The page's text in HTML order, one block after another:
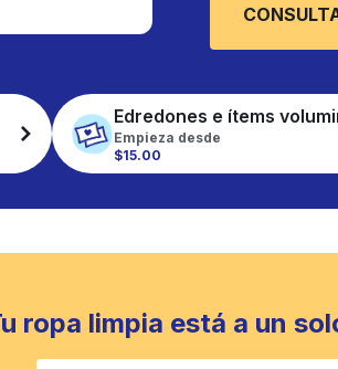
Edredones e ítems
Empieza desde
$15.00
ropa limpia está a un